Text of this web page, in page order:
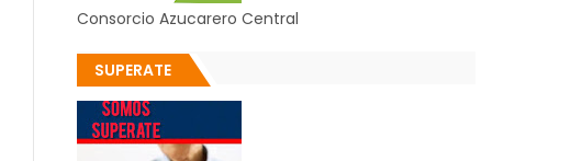
Consorcio Azucarero Central
SUPERATE